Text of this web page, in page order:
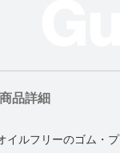
品詳細
イルフリーのゴム・